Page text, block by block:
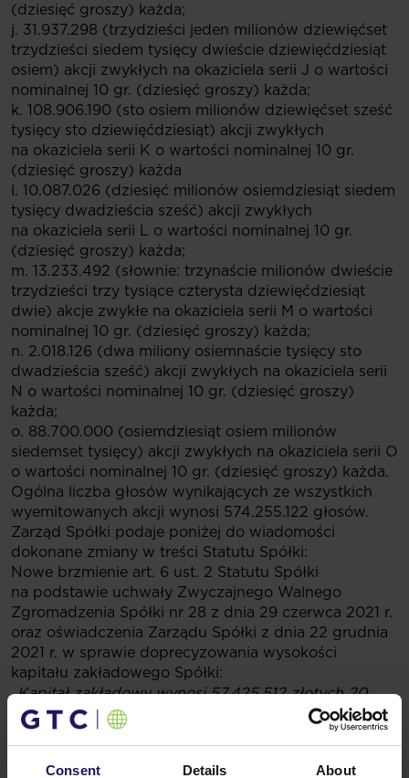
Consent Details About
(dziesięć groszy) każda;
j. 31.937.298 (trzydzieści jeden milionów dziewięćset
trzydzieści siedem tysięcy dwieście dziewięćdziesiąt
osiem) akcji zwykłych na okaziciela serii J o wartości
nominalnej 10 gr. (dziesięć groszy) każda;
k. 108.906.190 (sto osiem milionów dziewięćset sześć
tysięcy sto dziewięćdziesiąt) akcji zwykłych
na okaziciela serii K o wartości nominalnej 10 gr.
(dziesięć groszy) każda
l. 10.087.026 (dziesięć milionów osiemdziesiąt siedem
tysięcy dwadzieścia sześć) akcji zwykłych
na okaziciela serii L o wartości nominalnej 10 gr.
(dziesięć groszy) każda;
m. 13.233.492 (słownie: trzynaście milionów dwieście
trzydzieści trzy tysiące czterysta dziewięćdziesiąt
dwie) akcje zwykłe na okaziciela serii M o wartości
nominalnej 10 gr. (dziesięć groszy) każda;
n. 2.018.126 (dwa miliony osiemnaście tysięcy sto
dwadzieścia sześć) akcji zwykłych na okaziciela serii
N o wartości nominalnej 10 gr. (dziesięć groszy)
każda;
o. 88.700.000 (osiemdziesiąt osiem milionów
siedemset tysięcy) akcji zwykłych na okaziciela serii O
o wartości nominalnej 10 gr. (dziesięć groszy) każda.
Ogólna liczba głosów wynikających ze wszystkich
wyemitowanych akcji wynosi 574.255.122 głosów.
Zarząd Spółki podaje poniżej do wiadomości
dokonane zmiany w treści Statutu Spółki:
Nowe brzmienie art. 6 ust. 2 Statutu Spółki
na podstawie uchwały Zwyczajnego Walnego
Zgromadzenia Spółki nr 28 z dnia 29 czerwca 2021 r.
oraz oświadczenia Zarządu Spółki z dnia 22 grudnia
2021 r. w sprawie doprecyzowania wysokości
kapitału zakładowego Spółki:
„Kapitał zakładowy wynosi 57.425.512 złotych 20
groszy (pięćdziesiąt siedem milionów czterysta
dwadzieścia pięć tysięcy pięćset dwanaście złotych
a. 139.286.210 (sto trzydzieści dziewięć milionów